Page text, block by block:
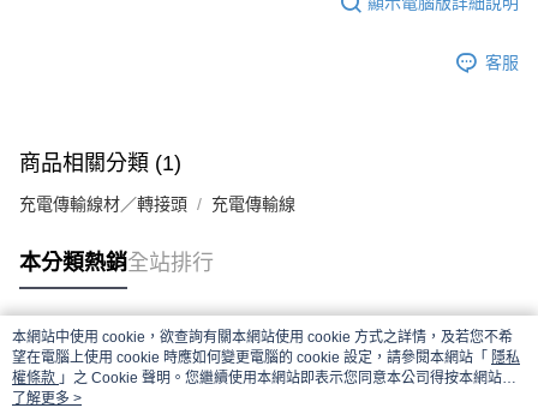
客服
商品相關分類 (1)
充電傳輸線材／轉接頭 充電傳輸線
本分類熱銷全站排行
熱門標籤
本網站中使用 cookie，欲查詢有關本網站使用 cookie 方式之詳情，及若您不希
望在電腦上使用 cookie 時應如何變更電腦的 cookie 設定，請參閱本網站「 隱私
權條款 」之 Cookie 聲明。您繼續使用本網站即表示您同意本公司得按本網站使
用條款之 Cookie 聲明使用 cookie。
了解更多 >